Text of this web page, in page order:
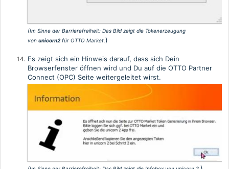
(Im Sinne der Barrierefreiheit: Das Bild zeigt die Tokenerzeugung
von unicorn2 für OTTO Market. )
Es zeigt sich ein Hinweis darauf, dass sich Dein
Browserfenster öffnen wird und Du auf die OTTO Partner
Connect (OPC) Seite weitergeleitet wirst.